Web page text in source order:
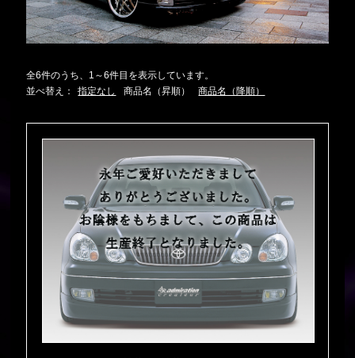
全6件のうち、1～6件目を表示しています。
並べ替え：
指定なし 商品名（昇順） 商品名（降順）